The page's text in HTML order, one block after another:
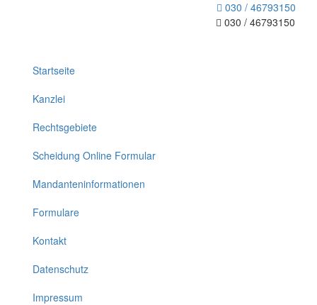
030 / 46793150
030 / 46793150
Startseite
Kanzlei
Rechtsgebiete
Scheidung Online Formular
Mandanteninformationen
Formulare
Kontakt
Datenschutz
Impressum